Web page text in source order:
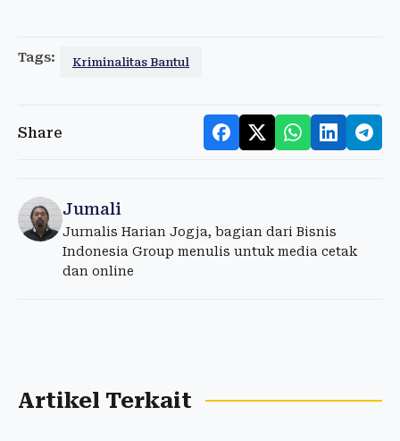
Tags: Kriminalitas Bantul
Share
Jumali
Jurnalis Harian Jogja, bagian dari Bisnis
Indonesia Group menulis untuk media cetak
dan online
Artikel Terkait